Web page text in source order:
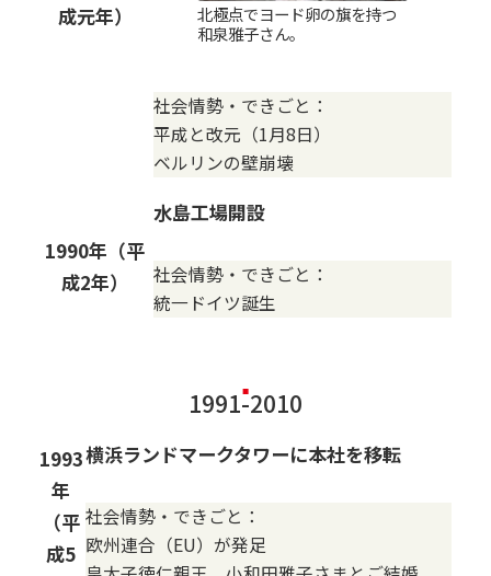
成元年）
北極点でヨード卵の旗を持つ
和泉雅子さん。
社会情勢・できごと：
平成と改元（1月8日）
ベルリンの壁崩壊
1990年（平
成2年）
水島工場開設
社会情勢・できごと：
統一ドイツ誕生
1991-2010
1993
年
（平
成5
横浜ランドマークタワーに本社を移転
社会情勢・できごと：
欧州連合（EU）が発足